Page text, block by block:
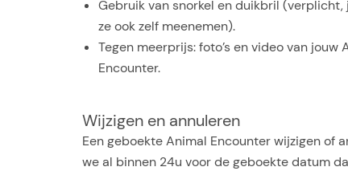
Gebruik van snorkel en duikbril (verplicht,
ze ook zelf meenemen).
Tegen meerprijs: foto’s en video van jouw
Encounter.
Wijzigen en annuleren
Een geboekte Animal Encounter wijzigen of
we al binnen 24u voor de geboekte datum